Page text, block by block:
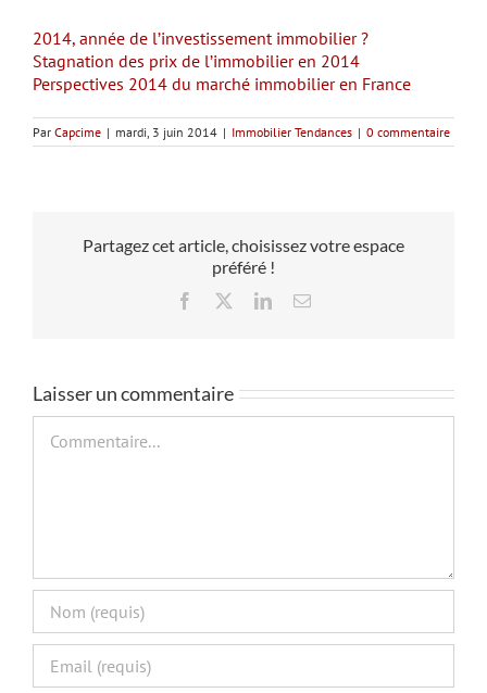
2014, année de l’investissement immobilier ?
Stagnation des prix de l’immobilier en 2014
Perspectives 2014 du marché immobilier en France
Par Capcime | mardi, 3 juin 2014 | Immobilier Tendances | 0 commentaire
Partagez cet article, choisissez votre espace
préféré !
Facebook LinkedInEmail
Laisser un commentaire